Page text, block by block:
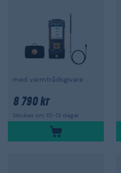
med varmtrådsgivare och väska
8 790 kr
Skickas om 10-12 dagar